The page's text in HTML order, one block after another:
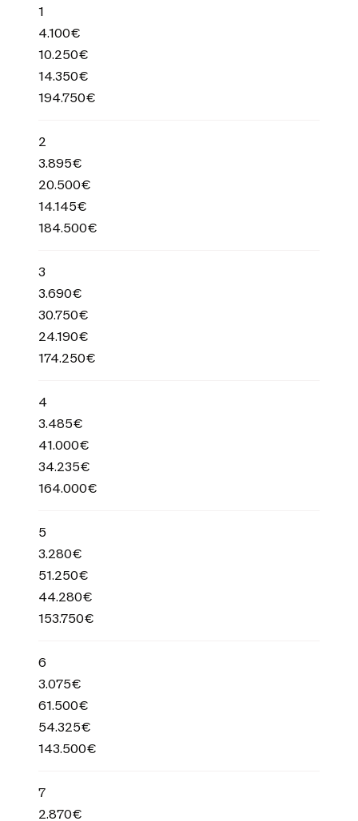
1
4.100€
10.250€
14.350€
194.750€
2
3.895€
20.500€
14.145€
184.500€
3
3.690€
30.750€
24.190€
174.250€
4
3.485€
41.000€
34.235€
164.000€
5
3.280€
51.250€
44.280€
153.750€
6
3.075€
61.500€
54.325€
143.500€
7
2.870€